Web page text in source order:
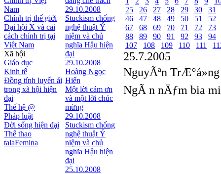
Nam
Chính trị thế giới
Đại hội X và cải
cách chính trị tại
Việt Nam
Xã hội
Giáo dục
Kinh tế
Đồng tính luyến ái
trong xã hội hiện
đại
Thế hệ @
Pháp luật
Đời sống hiện đại
Thể thao
talaFemina
29.10.2008
Stuckism chống
nghệ thuật Ý
niệm và chủ
nghĩa Hậu hiện
đại
29.10.2008
Hoàng Ngọc
Hiến
Một lời cám ơn
và một lời chúc
mừng
29.10.2008
Stuckism chống
nghệ thuật Ý
niệm và chủ
nghĩa Hậu hiện
đại
25.10.2008
25
26 27 28 29 30
31
46
47 48 49 50 51
52
67
68 69 70 71 72
73
88
89 90 91 92 93
94
107
108 109 110 111
25.7.2005
NguyÃªn TrÆ°á»ng
NgÃ n nÄƒm bia